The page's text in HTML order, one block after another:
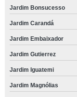
Jardim Bonsucesso
Jardim Carandá
Jardim Embaixador
Jardim Gutierrez
Jardim Iguatemi
Jardim Magnólias